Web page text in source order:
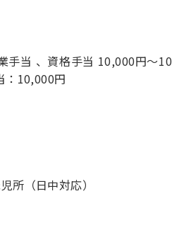
手当 、資格手当 10,000円～
：10,000円
所（日中対応）